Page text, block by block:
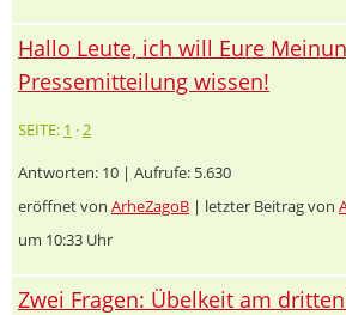
Hallo Leute, ich will Eure
Pressemitteilung wissen!
SEITE: 1 ·2
Antworten: 10 | Aufrufe: 5.630
eröffnet von ArheZagoB | letzter Beitrag von
um 10:33 Uhr
Zwei Fragen: Übelkeit am